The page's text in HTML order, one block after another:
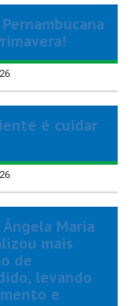
é cuidar
Maria
mais
de
levando
e